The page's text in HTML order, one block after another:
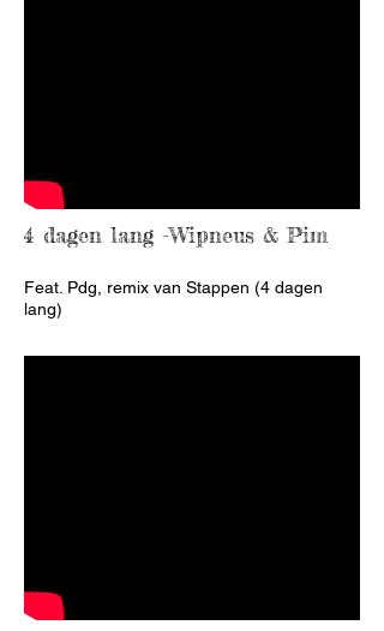
4 dagen lang -Wipneus & Pim
Feat. Pdg, remix van Stappen (4 dagen
lang)